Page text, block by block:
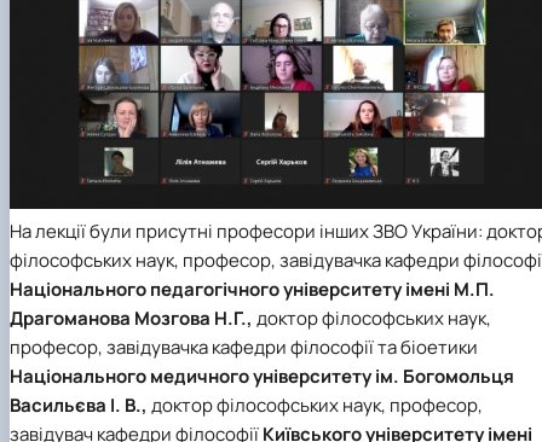
На лекції були присутні професори інших ЗВО України:
філософських наук, професор, завідувачка кафедри
Національного педагогічного університету імені М.П.
Драгоманова Мозгова Н.Г., доктор філософських наук,
професор, завідувачка кафедри філософії та біоетики
Національного медичного університету ім. Богомольця
Васильєва І. В., доктор філософських наук, професор,
завідувач кафедри філософіїКиївського університету імені